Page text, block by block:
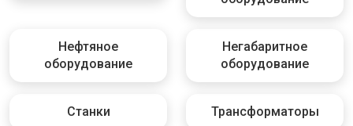
Нефтяное
оборудование
Негабаритное
оборудование
Станки Трансформаторы